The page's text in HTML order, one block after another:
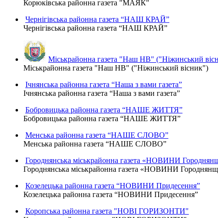
Корюківська районна газета "МАЯК"
Чернігівська районна газета “НАШ КРАЙ”
Чернігівська районна газета “НАШ КРАЙ”
Міськрайонна газета "Наш НВ" ("Ніжинський
Міськрайонна газета "Наш НВ" ("Ніжинський вісник")
Ічнянська районна газета “Наша з вами газета”
Ічнянська районна газета “Наша з вами газета”
Бобровицька районна газета “НАШЕ ЖИТТЯ”
Бобровицька районна газета “НАШЕ ЖИТТЯ”
Менська районна газета “НАШЕ СЛОВО”
Менська районна газета “НАШЕ СЛОВО”
Городнянська міськрайонна газета «НОВИНИ
Городнянська міськрайонна газета «НОВИНИ
Козелецька районна газета “НОВИНИ Придесення”
Козелецька районна газета “НОВИНИ Придесення”
Коропська районна газета "НОВІ ГОРИЗОНТИ"